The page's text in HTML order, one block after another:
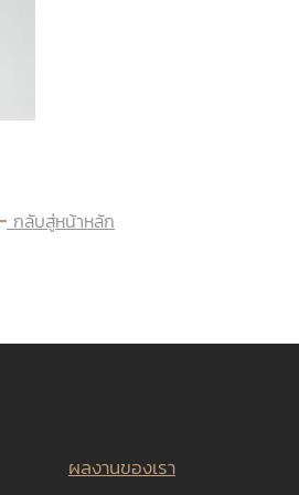
กลับสู่หน้าหลัก
ผลงานของเรา